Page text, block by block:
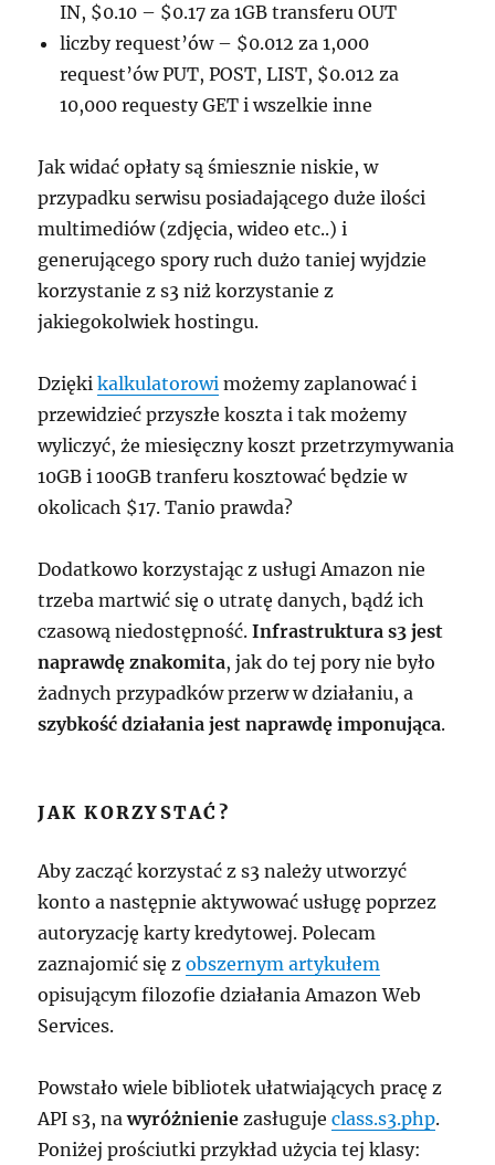
IN, $0.10 – $0.17 za 1GB transferu OUT
liczby request’ów – $0.012 za 1,000
request’ów PUT, POST, LIST, $0.012 za
10,000 requesty GET i wszelkie inne
Jak widać opłaty są śmiesznie niskie, w
przypadku serwisu posiadającego duże ilości
multimediów (zdjęcia, wideo etc..) i
generującego spory ruch dużo taniej wyjdzie
korzystanie z s3 niż korzystanie z
jakiegokolwiek hostingu.
Dziękikalkulatorowi możemy zaplanować i
przewidzieć przyszłe koszta i tak możemy
wyliczyć, że miesięczny koszt przetrzymywania
10GB i 100GB tranferu kosztować będzie w
okolicach $17. Tanio prawda?
Dodatkowo korzystając z usługi Amazon nie
trzeba martwić się o utratę danych, bądź ich
czasową niedostępność.Infrastruktura s3 jest
naprawdę znakomita, jak do tej pory nie było
żadnych przypadków przerw w działaniu, a
szybkość działania jest naprawdę imponująca.
JAK KORZYSTAĆ?
Aby zacząć korzystać z s3 należy utworzyć
konto a następnie aktywować usługę poprzez
autoryzację karty kredytowej. Polecam
zaznajomić się zobszernym artykułem
opisującym filozofie działania Amazon Web
Services.
Powstało wiele bibliotek ułatwiających pracę z
API s3, nawyróżnienie zasługujeclass.s3.php.
Poniżej prościutki przykład użycia tej klasy: